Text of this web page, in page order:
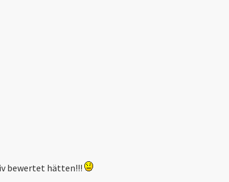
bewertet hätten!!!